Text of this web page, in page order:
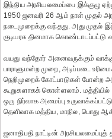
இந்திய அரசியலமைப்பை இக்குழு
1950 ஜனவரி 26 ஆம் நாள் முதல்
நடைமுறைக்கு வந்தது. அது முதல்
குடியரசு தினமாக கொண்டாடப்பட்டு
வயது வந்தோர் அனைவருக்கும்
பாராளுமன்ற முறை, அடிப்படை
நெறிமுறைக் கோட்பாடுகள் போன்ற
கூறுகளாகக் கொள்ளலாம். மத்தியில்
ஒரு நிர்வாக அமைப்பு
தெளிவாக மத்திய, மாநில, பொது
ஐனாதிபதி நாட்டின்